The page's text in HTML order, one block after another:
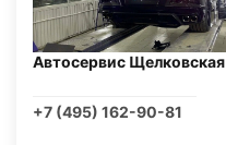
Автосервис Щелковская
+7 (495) 162-90-81